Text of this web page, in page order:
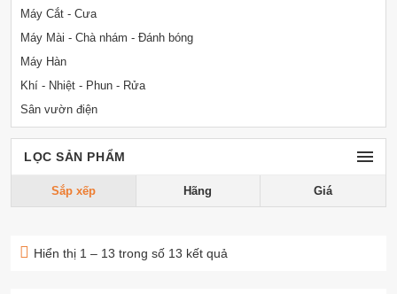
Máy Cắt - Cưa
Máy Mài - Chà nhám - Đánh bóng
Máy Hàn
Khí - Nhiệt - Phun - Rửa
Sân vườn điện
LỌC SẢN PHẨM
Sắp xếp Hãng Giá
Hiển thị 1 – 13 trong số 13 kết quả